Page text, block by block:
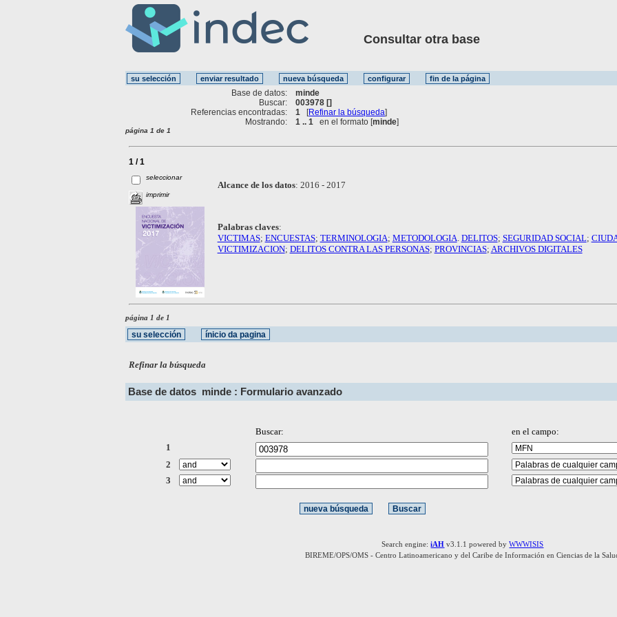
Consultar otra base
Base de datos:
minde
Buscar:
003978 []
Referencias encontradas:
1 [Refinar la búsqueda]
Mostrando:
1 .. 1 en el formato [minde]
página 1 de 1
1 / 1
seleccionar
imprimir
Alcance de los datos: 2016 - 2017
Palabras claves:
VICTIMAS; ENCUESTAS; TERMINOLOGIA; METODOLOGIA DELITOS; SEGURIDAD SOCIAL;
VICTIMIZACION; DELITOS CONTRA LAS PERSONAS; PROVINCIAS; ARCHIVOS DIGITALES
página 1 de 1
Refinar la búsqueda
Base de datos minde : Formulario avanzado
Buscar:
en el campo:
1
2
3
Search engine:iAH v3.1.1 powered byWWWISIS
BIREME/OPS/OMS - Centro Latinoamericano y del Caribe de Información en Ciencias de la